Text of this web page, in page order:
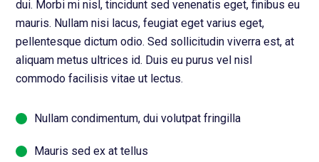
dui. Morbi mi nisl, tincidunt sed venenatis eget, finibus eu
mauris. Nullam nisi lacus, feugiat eget varius eget,
pellentesque dictum odio. Sed sollicitudin viverra est, at
aliquam metus ultrices id. Duis eu purus vel nisl
commodo facilisis vitae ut lectus.
Nullam condimentum, dui volutpat fringilla
Mauris sed ex at tellus